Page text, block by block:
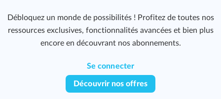
Débloquez un monde de possibilités ! Profitez de toutes nos
ressources exclusives, fonctionnalités avancées et bien plus
encore en découvrant nos abonnements.
Se connecter
Découvrir nos offres